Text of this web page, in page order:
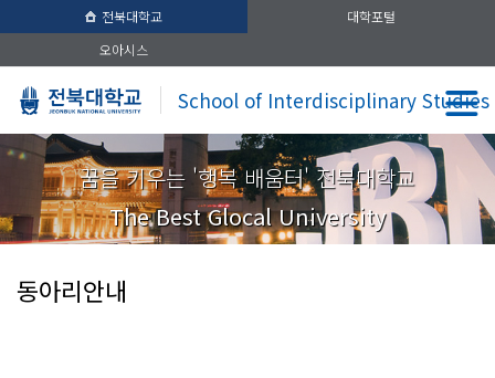
전북대학교
대학포털
오아시스
School of Interdisciplinary Studies
꿈을 키우는 '행복 배움터' 전북대학교
The Best Glocal University
동아리안내